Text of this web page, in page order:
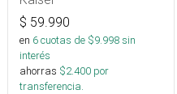
$ 59.990
en 6cuotas de $9.998sin
interés
ahorras $2.400 por
transferencia.